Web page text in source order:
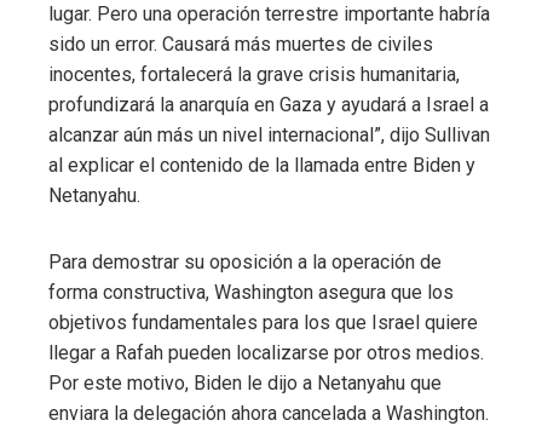
lugar. Pero una operación terrestre importante habría
sido un error. Causará más muertes de civiles
inocentes, fortalecerá la grave crisis humanitaria,
profundizará la anarquía en Gaza y ayudará a Israel a
alcanzar aún más un nivel internacional”, dijo Sullivan
al explicar el contenido de la llamada entre Biden y
Netanyahu.
Para demostrar su oposición a la operación de
forma constructiva, Washington asegura que los
objetivos fundamentales para los que Israel quiere
llegar a Rafah pueden localizarse por otros medios.
Por este motivo, Biden le dijo a Netanyahu que
enviara la delegación ahora cancelada a Washington.